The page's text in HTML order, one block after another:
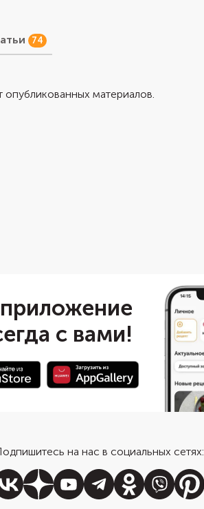
74
опубликованных материалов.
с вами!
на нас в социальных сетях: